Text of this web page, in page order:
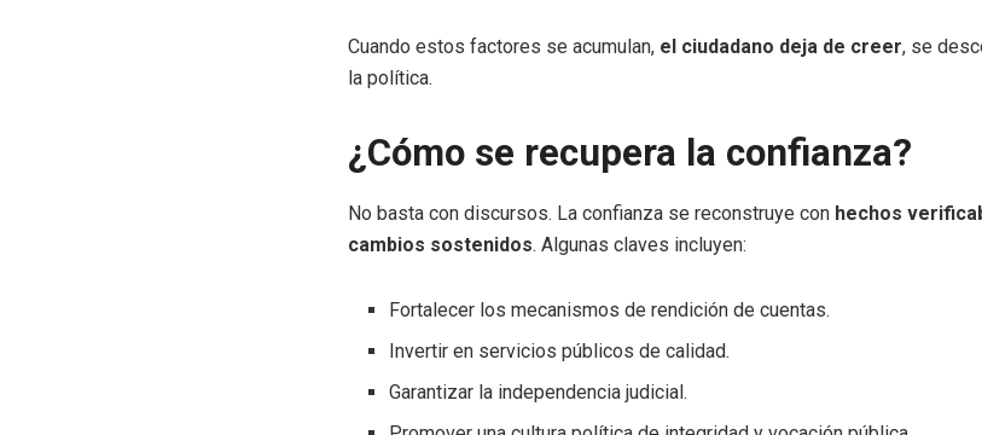
Cuando estos factores se acumulan, el ciudadano deja de creer, se
la política.
¿Cómo se recupera la confianza?
No basta con discursos. La confianza se reconstruye con hechos
cambios sostenidos. Algunas claves incluyen:
Fortalecer los mecanismos de rendición de cuentas.
Invertir en servicios públicos de calidad.
Garantizar la independencia judicial.